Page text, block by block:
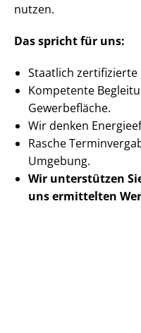
nutzen.
Das spricht für uns:
Staatlich zertifizierte
Kompetente
Gewerbefläche.
Wir denken
Rasche
Umgebung.
Wir unterstützen
uns ermittelten